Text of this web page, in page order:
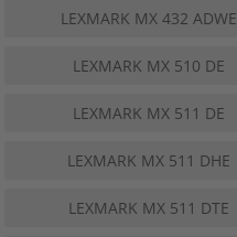
LEXMARK MX 432 ADWE
LEXMARK MX 510 DE
LEXMARK MX 511 DE
LEXMARK MX 511 DHE
LEXMARK MX 511 DTE